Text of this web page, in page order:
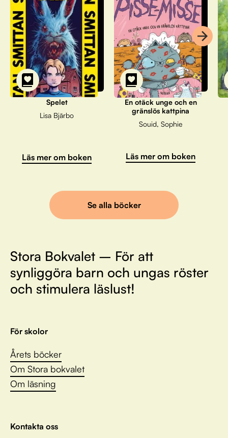
Spelet
Lisa Bjärbo
Läs mer om boken
En otäck unge och en
gränslös kattpina
Souid, Sophie
Läs mer om boken
Se alla böcker
Stora Bokvalet – För att
synliggöra barn och ungas röster
och stimulera läslust!
För skolor
Årets böcker
Om Stora bokvalet
Om läsning
Kontakta oss